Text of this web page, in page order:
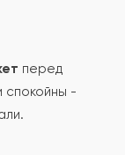
перед
спокойны -